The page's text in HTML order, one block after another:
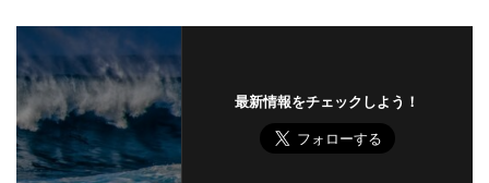
最新情報をチェックしよう！